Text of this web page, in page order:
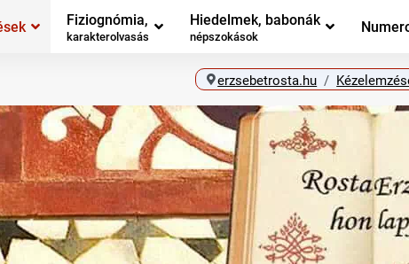
Fiziognómia,
karakterolvasás
Hiedelmek, babonák
népszokások
erzsebetrosta.hu